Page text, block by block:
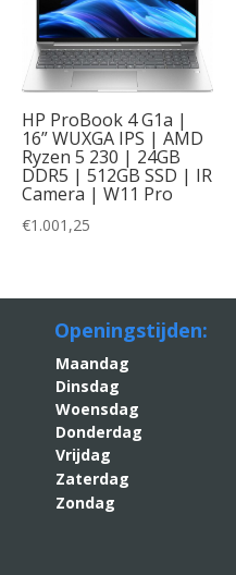
HP ProBook 4 G1a |
16” WUXGA IPS | AMD
Ryzen 5 230 | 24GB
DDR5 | 512GB SSD | IR
Camera | W11 Pro
€1.001,25
Openingstijden:
Maandag
Dinsdag
Woensdag
Donderdag
Vrijdag
Zaterdag
Zondag